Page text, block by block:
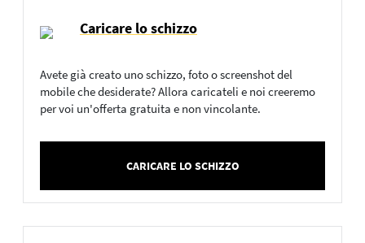
Caricare lo schizzo
Avete già creato uno schizzo, foto o screenshot del
mobile che desiderate? Allora caricateli e noi creeremo
per voi un'offerta gratuita e non vincolante.
CARICARE LO SCHIZZO